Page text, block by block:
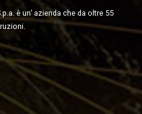
è un’ azienda che da oltre 55